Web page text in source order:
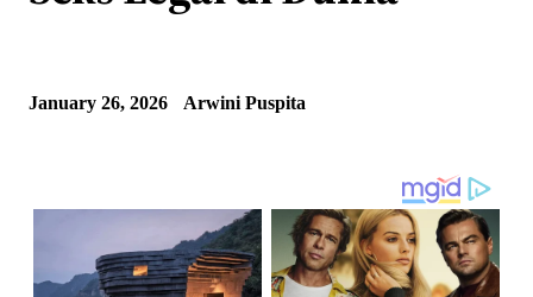
January 26, 2026 Arwini Puspita